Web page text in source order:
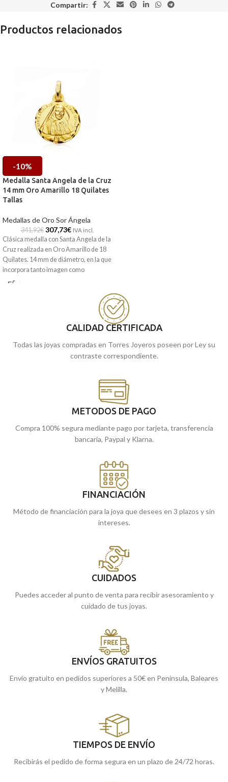
Compartir:
Productos relacionados
-10%
Medalla Santa Angela de la Cruz
14 mm Oro Amarillo 18 Quilates
Tallas
Medallas de Oro Sor Ángela
341,92€ 307,73€ IVA incl.
Clásica medalla con Santa Angela de la
Cruz realizada en Oro Amarillo de 18
Quilates. 14 mm de diámetro, en la que
incorpora tanto imagen como
inscripción a relieve y en terminación
laterales que la convierten en una joya
Recógela en nuestras tiendas de
cómprala
CALIDAD CERTIFICADA
Todas las joyas compradas en Torres Joyeros poseen por Ley su
contraste correspondiente.
METODOS DE PAGO
Compra 100% segura mediante pago por tarjeta, transferencia
bancaria, Paypal y Klarna.
FINANCIACIÓN
Método de financiación para la joya que desees en 3 plazos y sin
intereses.
CUIDADOS
Puedes acceder al punto de venta para recibir asesoramiento y
cuidado de tus joyas.
ENVÍOS GRATUITOS
Envío gratuito en pedidos superiores a 50€ en Península, Baleares
y Melilla.
TIEMPOS DE ENVÍO
Recibirás el pedido de forma segura en un plazo de 24/72 horas.